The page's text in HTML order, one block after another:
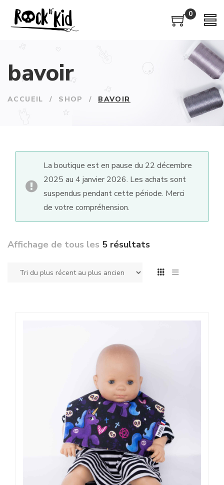
0
bavoir
ACCUEIL / SHOP / BAVOIR
La boutique est en pause du 22 décembre
2025 au 4 janvier 2026. Les achats sont
suspendus pendant cette période. Merci
de votre compréhension.
Affichage de tous les 5 résultats